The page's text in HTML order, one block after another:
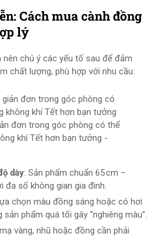
Cách mua cành đồng
lý
nên chú ý các yếu tố sau để đảm
chất lượng, phù hợp với nhu cầu:
đơn trong góc phòng có thể
khí Tết hơn bạn tưởng -
dày: Sản phẩm chuẩn 65 cm –
đa số không gian gia đình.
chọn màu đồng sáng hoặc có hơi
phẩm quá tối gây “nghiêng màu”.
vàng, nhũ hoặc đồng cần phải